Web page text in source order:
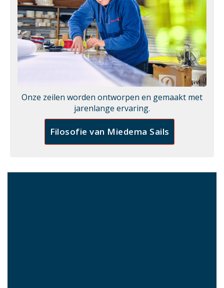
Onze zeilen worden ontworpen en gemaakt met
jarenlange ervaring.
Filosofie van Miedema Sails